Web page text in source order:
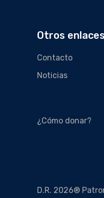
Otros enlaces
Contacto
Noticias
¿Cómo donar?
D.R. 2026®